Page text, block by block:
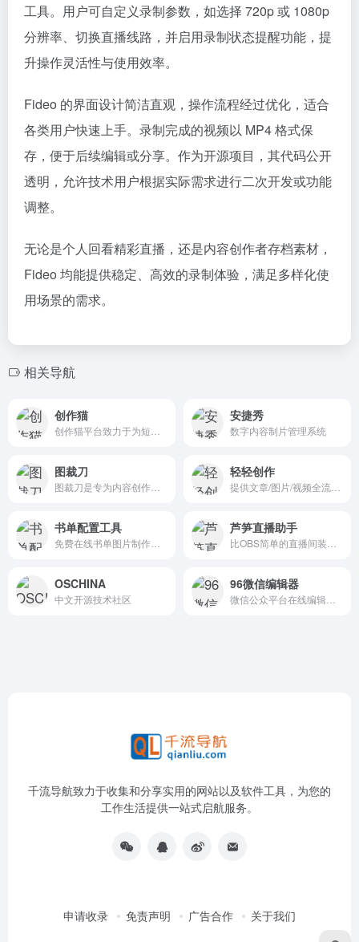
工具。用户可自定义录制参数，如选择 720p 或 1080p
分辨率、切换直播线路，并启用录制状态提醒功能，提
升操作灵活性与使用效率。
Fideo 的界面设计简洁直观，操作流程经过优化，适合
各类用户快速上手。录制完成的视频以 MP4 格式保
存，便于后续编辑或分享。作为开源项目，其代码公开
透明，允许技术用户根据实际需求进行二次开发或功能
调整。
无论是个人回看精彩直播，还是内容创作者存档素材，
Fideo 均能提供稳定、高效的录制体验，满足多样化使
用场景的需求。
相关导航
创作猫 安捷秀
数字内容制片管理系统
图裁刀 轻轻创作
书单配置工具 芦笋直播助手
OSCHINA
中文开源技术社区
96微信编辑器
千流导航致力于收集和分享实用的网站以及软件工具，为您的
工作生活提供一站式启航服务。
申请收录 免责声明 广告合作 关于我们